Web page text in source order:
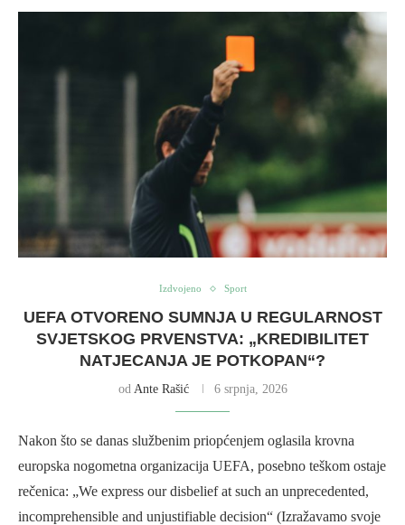
Izdvojeno Sport
UEFA OTVORENO SUMNJA U REGULARNOST
SVJETSKOG PRVENSTVA: „KREDIBILITET
NATJECANJA JE POTKOPAN“?
od Ante Rašić 6 srpnja, 2026
Nakon što se danas službenim priopćenjem oglasila krovna
europska nogometna organizacija UEFA, posebno teškom ostaje
rečenica: „We express our disbelief at such an unprecedented,
incomprehensible and unjustifiable decision“ (Izražavamo svoje